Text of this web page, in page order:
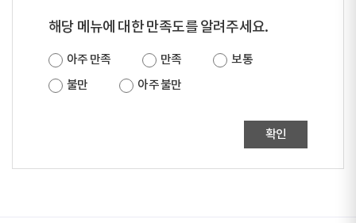
해당 메뉴에 대한 만족도를 알려주세요.
아주 만족 만족
보통
불만
아주 불만
확인